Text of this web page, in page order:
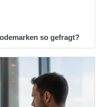
so gefragt?